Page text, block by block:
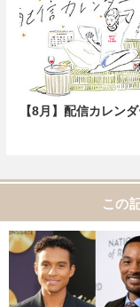
【8月】配信カレン
この